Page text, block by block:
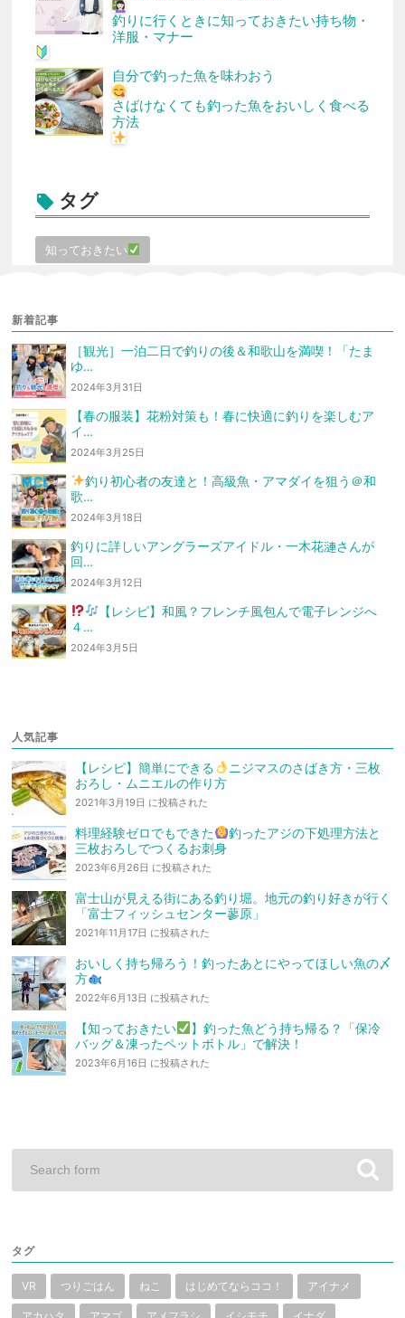
釣りに行くときに知っておきたい持ち物・
洋服・マナー
自分で釣った魚を味わおう
さばけなくても釣った魚をおいしく食べる
方法
 タグ
知っておきたい
新着記事
［観光］一泊二日で釣りの後＆和歌山を満喫！「たま
ゆ…
2024年3月31日
【春の服装】花粉対策も！春に快適に釣りを楽しむア
イ…
2024年3月25日
釣り初心者の友達と！高級魚・アマダイを狙う ＠和
歌…
2024年3月18日
釣りに詳しいアングラーズアイドル・一木花漣さんが
回…
2024年3月12日
【レシピ】和風？フレンチ風包んで電子レンジへ
４…
2024年3月5日
人気記事
【レシピ】簡単にできる
ニジマスのさばき方・三枚
おろし・ムニエルの作り方
2021年3月19日 に投稿された
料理経験ゼロでもできた
釣ったアジの下処理方法と
三枚おろしでつくるお刺身
2023年6月26日 に投稿された
富士山が見える街にある釣り堀。地元の釣り好きが行く
「富士フィッシュセンター蓼原」
2021年11月17日 に投稿された
おいしく持ち帰ろう！釣ったあとにやってほしい魚の〆
方
2022年6月13日 に投稿された
【知っておきたい
】釣った魚どう持ち帰る？「保冷
バッグ＆凍ったペットボトル」で解決！
2023年6月16日 に投稿された
タグ
VR つりごはん ねこ はじめてならココ！ アイナメ